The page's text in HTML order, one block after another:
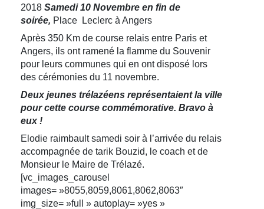
2018 Samedi 10 Novembre en fin de
soirée, Place Leclerc à Angers
Après 350 Km de course relais entre Paris et
Angers, ils ont ramené la flamme du Souvenir
pour leurs communes qui en ont disposé lors
des cérémonies du 11 novembre.
Deux jeunes trélazéens représentaient la ville
pour cette course commémorative. Bravo à
eux !
Elodie raimbault samedi soir à l’arrivée du relais
accompagnée de tarik Bouzid, le coach et de
Monsieur le Maire de Trélazé.
[vc_images_carousel
images= »8055,8059,8061,8062,8063″
img_size= »full » autoplay= »yes »